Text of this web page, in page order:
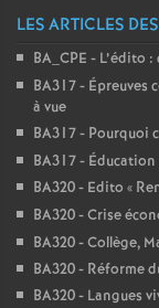
LES ARTICLES
BA_CPE - L’édito
BA317 - Épreuves
à vue
BA317 - Pourquoi
BA317 -
BA320 - Edito «
BA320 - Crise
BA320 - Collège,
BA320 - Réforme
BA320 - Langues